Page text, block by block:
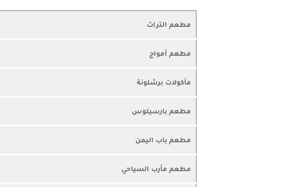
مطعم التراث
مطعم أمواج
مأكولات برشلونة
مطعم بارسيلوس
مطعم باب اليمن
مطعم مأرب السياحي